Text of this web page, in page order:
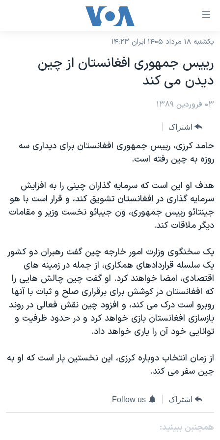
لینکهای
دسترسی
جهش
محتوای
اصلی
صفحه
اصلی
جهش
جستجو
نسخه سبک وب‌سایت
موضوع ها
ایران
آمریکا
جهان
ورزشی
ویژه برنامه‌ها
ویدیوها
فرهنگ و زندگی
حقوق شهروندی
اقتصادی
علم و فناوری
اسرائیل در جنگ
گالری عکس
آرشیو پخش زنده
برنامه های تلویزیونی
جدول برنامه ها
صفحه‌های ویژه
جام جهانی ۲۰۲۶
۲۵۰سالگی آمریکا
بایگانی برنامه‌های تلویزیونی
مستندها
انتخابات ریاست جمهوری آمریکا ۲۰۲۴
حمله جمهوری اسلامی به اسرائیل
رمز مهسا
ورزش زنان در ایران
اعتراضات زن، زندگی، آزادی
مجموعه مستندهای دادخواهی
تریبونال مردمی آبان ۹۸
دادگاه حمید نوری
قانون شفافیت دارائی کادر رهبری ایران
اعتراضات مردمی آبان ۹۸
فرکانس‌های صدای آمریکا
یادگیری زبان انگلیسی
دنبال کنید
زبانهای مختلف
یکشنبه ۱۸ مرداد ۱۴۰۵ ایران ۱۴:۲۳
رییس جمهوری افغانستان از چین
دیدن می کند
۰۳ فروردین ۱۳۸۹
اشتراک
حامد کرزی، رییس جمهوری افغانستان برای دیداری سه
روزه به چین رفته است.
هدف او این است که سرمایه گذاران چینی را به افزایش
سرمایه گذاری در افغانستان تشویق کند، و قرار است با هو
جینتائو رییس جمهوری، ون جیبائو نخست وزیر و مقامات
دیگر ملاقات کند.
یک سخنگوی وزارت امور خارجه چین گفت رهبران دو کشور
یک سلسله قراردادهای همکاری، از جمله در زمینه های
اقتصادی، امضا خواهند کرد. او گفت چین چالش هایی را
که افغانستان در کوشش برای برقراری صلح و ثبات با آنها
روبرو است درک می کند، و افزود چین نقش فعالی در روند
بازسازی افغانستان بازی خواهد کرد و در حدود ظرفیت و
توانایی خود آن را یاری خواهد داد.
از زمان انتخاب دوباره کرزی، این نخستین بار است که او به
چین سفر می کند.
اشتراک Follow us
همچنبن ببینید: